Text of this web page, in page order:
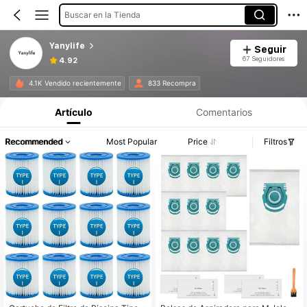
Buscar en la Tienda
Yanylife
4.92
Seguir
67 Seguidores
4.1K Vendido recientemente 833 Recompra
Artículo Comentarios
Recommended Most Popular Price Filtros